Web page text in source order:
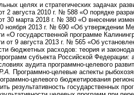
целях и стратегических задачах
2 августа 2010 г. № 588 «О порядке
30 марта 2018 г. № 380 «О внесении
ноября 2013 г. № 690 «Об утверждении
«О государственной программе
от 9 августа 2013 г. № 565 «Об
бюджетных расходов: теория и
субъекта Российской
аудита программно-целевого
Программно-целевые аспекты
целевого бюджетирования
результативность государственных